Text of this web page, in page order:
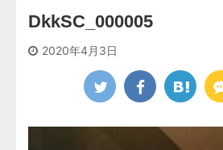
DkkSC_000005
2020年4月3日